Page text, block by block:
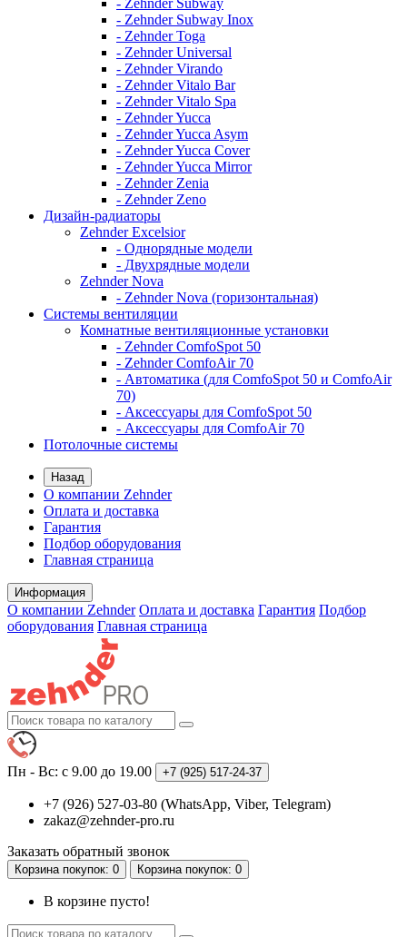
- Zehnder Subway
- Zehnder Subway Inox
- Zehnder Toga
- Zehnder Universal
- Zehnder Virando
- Zehnder Vitalo Bar
- Zehnder Vitalo Spa
- Zehnder Yucca
- Zehnder Yucca Asym
- Zehnder Yucca Cover
- Zehnder Yucca Mirror
- Zehnder Zenia
- Zehnder Zeno
Дизайн-радиаторы
Zehnder Excelsior
- Однорядные модели
- Двухрядные модели
Zehnder Nova
- Zehnder Nova (горизонтальная)
Системы вентиляции
Комнатные вентиляционные установки
- Zehnder ComfoSpot 50
- Zehnder ComfoAir 70
- Автоматика (для ComfoSpot 50 и ComfoAir
70)
- Аксессуары для ComfoSpot 50
- Аксессуары для ComfoAir 70
Потолочные системы
Назад
О компании Zehnder
Оплата и доставка
Гарантия
Подбор оборудования
Главная страница
Информация
О компании Zehnder Оплата и доставка Гарантия Подбор
оборудования Главная страница
Пн - Вс: с 9.00 до 19.00 +7 (925) 517-24-37
+7 (926) 527-03-80 (WhatsApp, Viber, Telegram)
zakaz@zehnder-pro.ru
Заказать обратный звонок
Корзинапокупок: 0 Корзинапокупок: 0
В корзине пусто!